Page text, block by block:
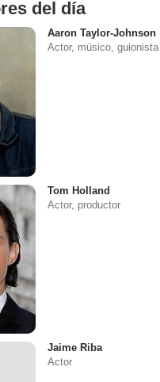
del día
Aaron Taylor-Johnson
Actor, músico, guionista
Tom Holland
Actor, productor
Jaime Riba
Actor